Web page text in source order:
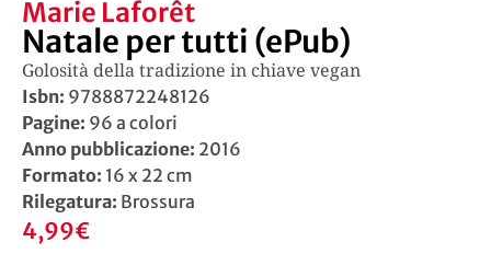
Marie Laforêt
Natale per tutti (ePub)
Golosità della tradizione in chiave vegan
Isbn: 9788872248126
Pagine: 96 a colori
Anno pubblicazione: 2016
Formato: 16 x 22 cm
Rilegatura: Brossura
4,99€